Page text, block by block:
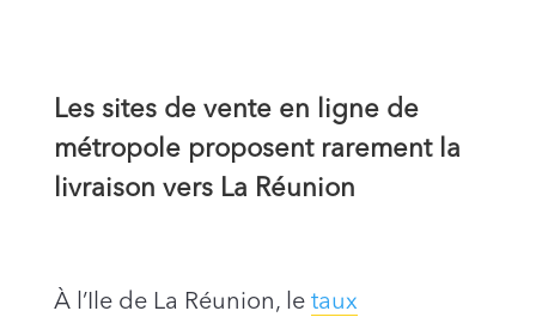
Les sites de vente en ligne de
métropole proposent rarement la
livraison vers La Réunion
À l’Ile de La Réunion, le taux